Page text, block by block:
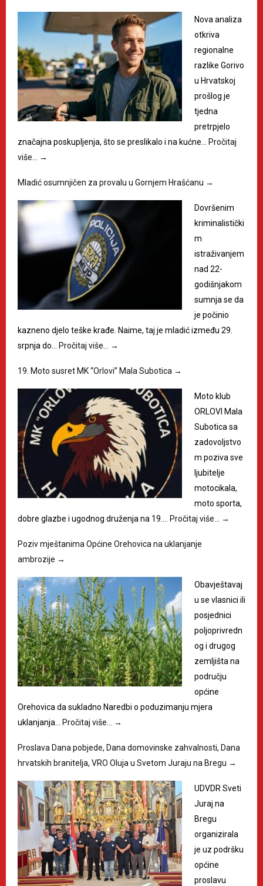
Nova analiza
otkriva
regionalne
razlike Gorivo
u Hrvatskoj
prošlog je
tjedna
pretrpjelo
značajna poskupljenja, što se preslikalo i na kućne… Pročitaj
više… →
Mladić osumnjičen za provalu u Gornjem Hrašćanu →
Dovršenim
kriminalistički
m
istraživanjem
nad 22-
godišnjakom
sumnja se da
je počinio
kazneno djelo teške krađe. Naime, taj je mladić između 29.
srpnja do… Pročitaj više… →
19. Moto susret MK “Orlovi” Mala Subotica →
Moto klub
ORLOVI Mala
Subotica sa
zadovoljstvo
m poziva sve
ljubitelje
motocikala,
moto sporta,
dobre glazbe i ugodnog druženja na 19.… Pročitaj više… →
Poziv mještanima Općine Orehovica na uklanjanje
ambrozije →
Obavještavaj
u se vlasnici ili
posjednici
poljoprivredn
og i drugog
zemljišta na
području
općine
Orehovica da sukladno Naredbi o poduzimanju mjera
uklanjanja… Pročitaj više… →
Proslava Dana pobjede, Dana domovinske zahvalnosti, Dana
hrvatskih branitelja, VRO Oluja u Svetom Juraju na Bregu →
UDVDR Sveti
Juraj na
Bregu
organizirala
je uz podršku
općine
proslavu